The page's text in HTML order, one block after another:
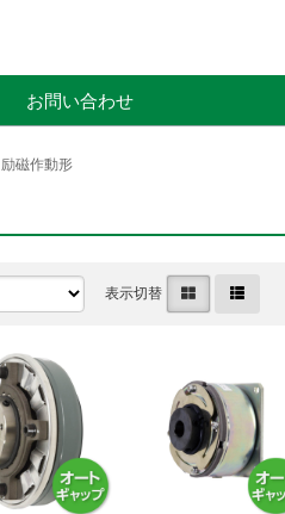
お問い合わせ
励磁作動形
表示切替